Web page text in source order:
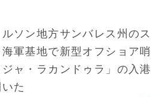
ソン地方サンバレス州のス
軍基地で新型オフショア哨
ャ・ラカンドゥラ」の入港
た